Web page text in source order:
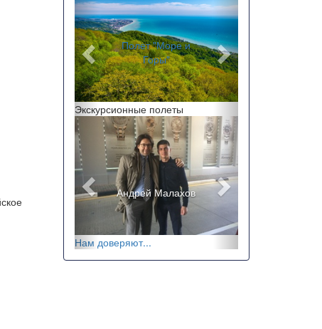
Полет "Море и
Горы"
"Полет на закате"
Экскурсионные полеты
Андрей Малахов Ricchi e Poveri
Назад Вперед
Нам доверяют...